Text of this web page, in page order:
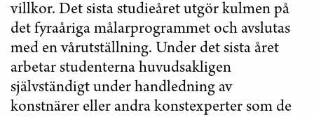
villkor. Det sista studieåret utgör kulmen på
det fyraåriga målarprogrammet och avslutas
med en vårutställning. Under det sista året
arbetar studenterna huvudsakligen
självständigt under handledning av
konstnärer eller andra konstexperter som de